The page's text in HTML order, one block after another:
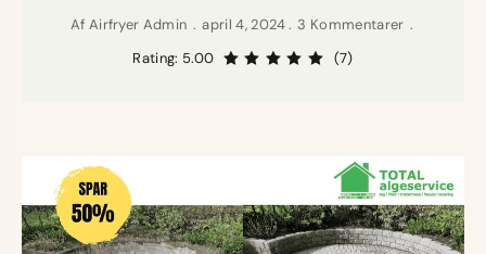
Af Airfryer Admin april 4, 2024
3 Kommentarer
Rating: 5.00
(7)